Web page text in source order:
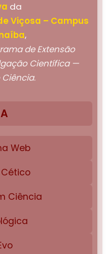
da
Viçosa – Campus
,
de Extensão
Científica —
.
Web
Cético
Ciência